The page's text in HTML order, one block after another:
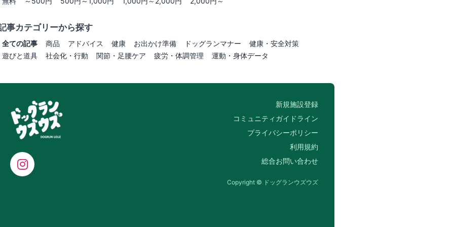
事カテゴリーから探す
全ての記事 商品 アドバイス 健康 お出かけ準備 ドッグランマナー
健康・安全対策
遊びと道具
社会化・行動 関節・足腰ケア 疲労・体調管理 運動・身体データ
新規施設登録
コミュニティガイドライン
プライバシーポリシー
利用規約
総合お問い合わせ
Copyright © ドッグランウズウズ